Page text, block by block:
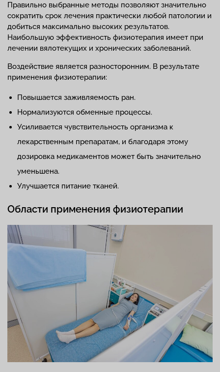
Правильно выбранные методы позволяют значительно
сократить срок лечения практически любой патологии и
добиться максимально высоких результатов.
Наибольшую эффективность физиотерапия имеет при
лечении вялотекущих и хронических заболеваний.
Воздействие является разносторонним. В результате
применения физиотерапии:
Повышается заживляемость ран.
Нормализуются обменные процессы.
Усиливается чувствительность организма к
лекарственным препаратам, и благодаря этому
дозировка медикаментов может быть значительно
уменьшена.
Улучшается питание тканей.
Области применения физиотерапии